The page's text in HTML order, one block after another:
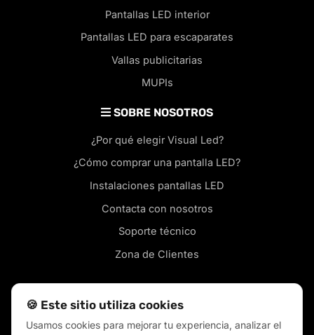
Pantallas LED interior
Pantallas LED para escaparates
Vallas publicitarias
MUPIs
SOBRE NOSOTROS
¿Por qué elegir Visual Led?
¿Cómo comprar una pantalla LED?
Instalaciones pantallas LED
Contacta con nosotros
Soporte técnico
Zona de Clientes
Pantallas led en tu ciudad
🍪 Este sitio utiliza cookies
Usamos cookies para mejorar tu experiencia, analizar el